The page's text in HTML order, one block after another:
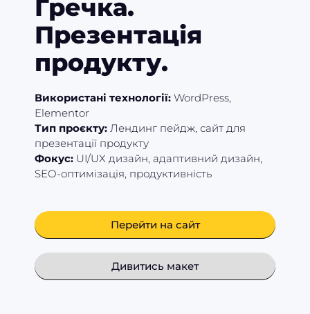
Гречка.
Презентація
продукту.
Використані технології: WordPress,
Elementor
Тип проєкту: Лендинг пейдж, сайт для
презентації продукту
Фокус: UI/UX дизайн, адаптивний дизайн,
SEO-оптимізація, продуктивність
Перейти на сайт
Дивитись макет